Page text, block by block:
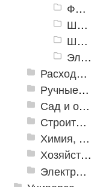
Фрезеры
Шлифовальные машины
Штроборезы
Электрорубанки
Расходные инструменты
Ручные инструменты
Сад и огород
Строительная Химия и принадлежности
Химия, крепеж, СИЗ
Хозяйственные принадлежности
Электрика и свет